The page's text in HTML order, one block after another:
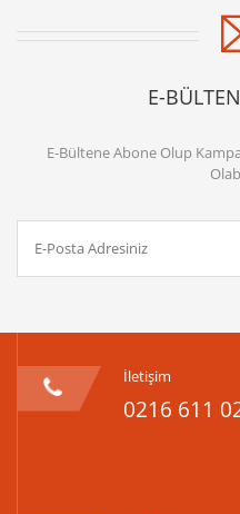
E-
E-Bültene Abone Olup
İletişim
0216 611